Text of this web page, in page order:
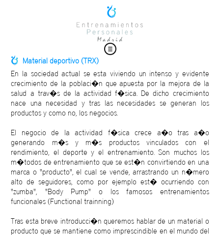
Material deportivo (TRX)
En la sociedad actual se esta viviendo un intenso y evidente
crecimiento de la poblaci�n que apuesta por la mejora de la
salud a trav�s de la actividad f�sica. De dicho crecimiento
nace una necesidad y tras las necesidades se generan los
productos y como no, los negocios.
El negocio de la actividad f�sica crece a�o tras a�o
generando m�s y m�s productos vinculados con el
rendimiento, el deporte y el entrenamiento. Son muchos los
m�todos de entrenamiento que se est�n convirtiendo en una
marca o "producto", el cual se vende, arrastrando un n�mero
alto de seguidores, como por ejemplo est� ocurriendo con
"zumba", "Body Pump" o los famosos entrenamientos
funcionales (Functional trainning)
Tras esta breve introducci�n queremos hablar de un material o
producto que se mantiene como imprescindible en el mundo del